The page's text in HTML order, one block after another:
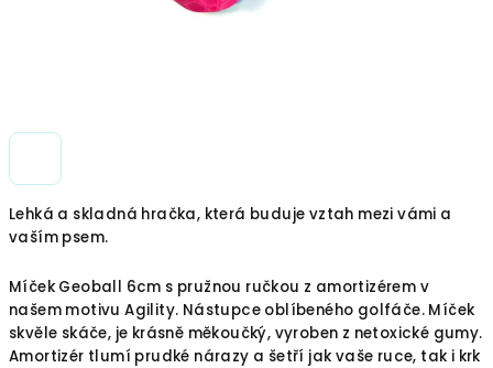
Lehká a skladná hračka, která buduje vztah mezi vámi a
vaším psem.
Míček Geoball 6cm s pružnou ručkou z amortizérem v
našem motivu Agility. Nástupce oblíbeného golfáče. Míček
skvěle skáče, je krásně měkoučký, vyroben z netoxické gumy.
Amortizér tlumí prudké nárazy a šetří jak vaše ruce, tak i krk